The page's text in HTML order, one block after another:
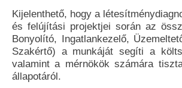
Kijelenthető, hogy a
és felújítási projektjei során az
Bonyolító, Ingatlankezelő,
Szakértő) a munkáját segíti a
valamint a mérnökök számára
állapotáról.